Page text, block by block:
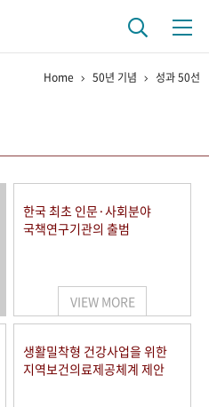
구 역사
연구자들
행정박물 영상 기록물
Home 50년 기념 성과 50선
한국 최초 인문·사회분야
국책연구기관의 출범
VIEW MORE
생활밀착형 건강사업을 위한
지역보건의료제공체계 제안